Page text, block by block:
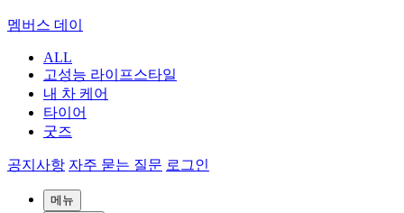
멤버스 데이
ALL
고성능 라이프스타일
내 차 케어
타이어
굿즈
공지사항 자주 묻는 질문 로그인
메뉴